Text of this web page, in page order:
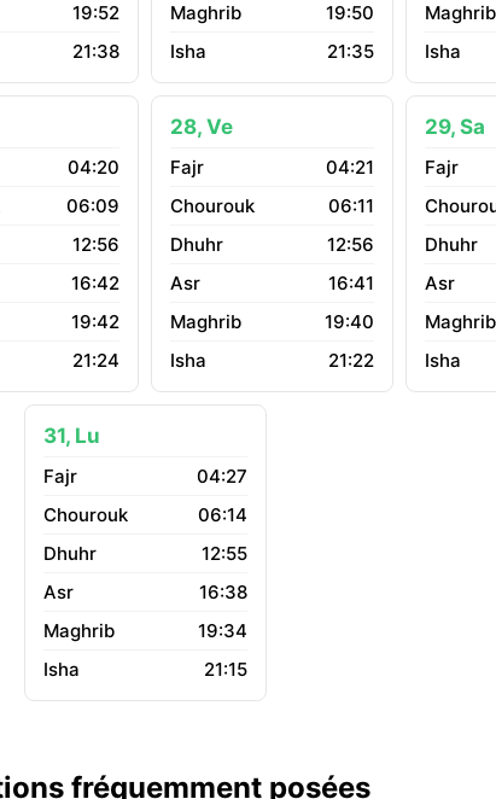
19:52
21:38
19:50
21:35
04:20
06:09
12:56
16:42
19:42
21:24
28, Ve
04:21
06:11
12:56
16:41
19:40
21:22
29, Sa
31, Lu
04:27
06:14
12:55
16:38
19:34
21:15
fréquemment posées